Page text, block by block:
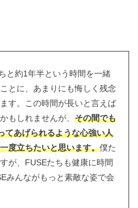
と約1年半という時間を一緒
とに、あまりにも悔しく残念
す。この時間が長いと言えば
もしれませんが、 その間でも
てあげられるような心強い人
度立ちたいと思います。僕た
が、FUSEたちも健康に時間
みんながもっと素敵な姿で会